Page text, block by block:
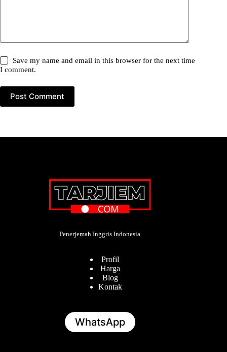
Save my name and email in this browser for the next time
I comment.
Post Comment
Penerjemah Inggris Indonesia
Profil
Harga
Blog
Kontak
WhatsApp